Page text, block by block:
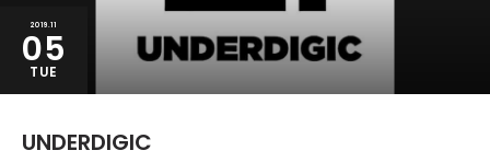
2019.11
05
TUE
UNDERDIGIC